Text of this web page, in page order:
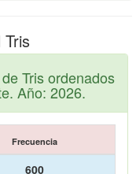
Tris ordenados
Año: 2026.
Frecuencia
600